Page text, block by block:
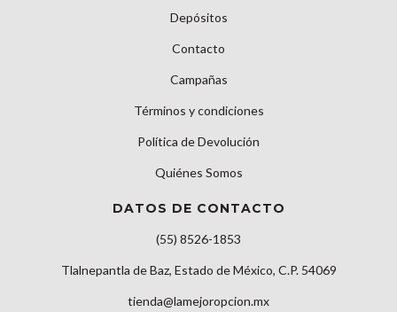
Depósitos
Contacto
Campañas
Términos y condiciones
Política de Devolución
Quiénes Somos
DATOS DE CONTACTO
(55) 8526-1853
Tlalnepantla de Baz, Estado de México, C.P. 54069
tienda@lamejoropcion.mx